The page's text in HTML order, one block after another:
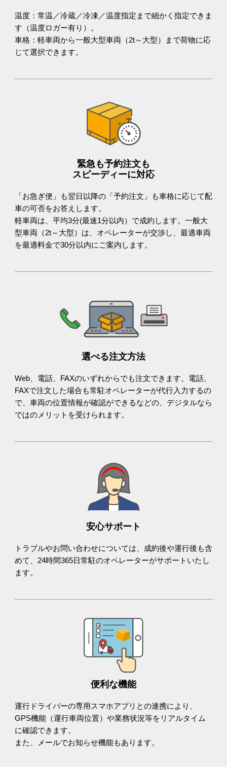
温度：常温／冷蔵／冷凍／温度指定まで細かく指定できま
す（温度ロガー有り）。
車格：軽車両から一般大型車両（2t～大型）まで荷物に応
じて選択できます。
緊急も予約注文も
スピーディーに対応
「お急ぎ便」も翌日以降の「予約注文」も車格に応じて配
車の可否をお答えします。
軽車両は、平均3分(最速1分以内）で成約します。一般大
型車両（2t～大型）は、オペレーターが交渉し、最適車両
を最適料金で30分以内にご案内します。
選べる注文方法
Web、電話、FAXのいずれからでも注文できます。電話、
FAXで注文した場合も常駐オペレーターが代行入力するの
で、車両の位置情報が確認ができるなどの、デジタルなら
ではのメリットを受けられます。
安心サポート
トラブルやお問い合わせについては、成約後や運行後も含
めて、24時間365日常駐のオペレーターがサポートいたし
ます。
便利な機能
運行ドライバーの専用スマホアプリとの連携により、
GPS機能（運行車両位置）や業務状況等をリアルタイム
に確認できます。
また、メールでお知らせ機能もあります。